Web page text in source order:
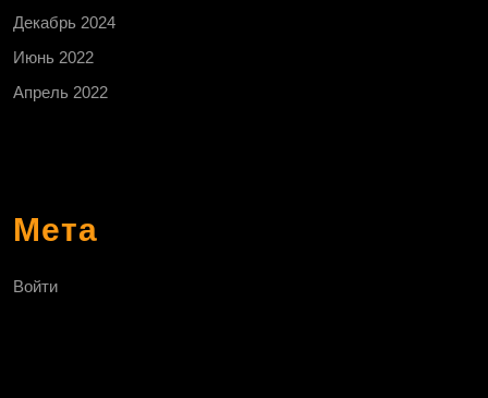
Декабрь 2024
Июнь 2022
Апрель 2022
Мета
Войти